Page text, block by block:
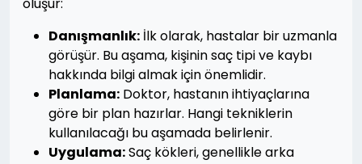
Danışmanlık: İlk olarak, hastalar bir uzmanla
görüşür. Bu aşama, kişinin saç tipi ve kaybı
hakkında bilgi almak için önemlidir.
Planlama: Doktor, hastanın ihtiyaçlarına
göre bir plan hazırlar. Hangi tekniklerin
kullanılacağı bu aşamada belirlenir.
Uygulama:Saç kökleri, genellikle arka